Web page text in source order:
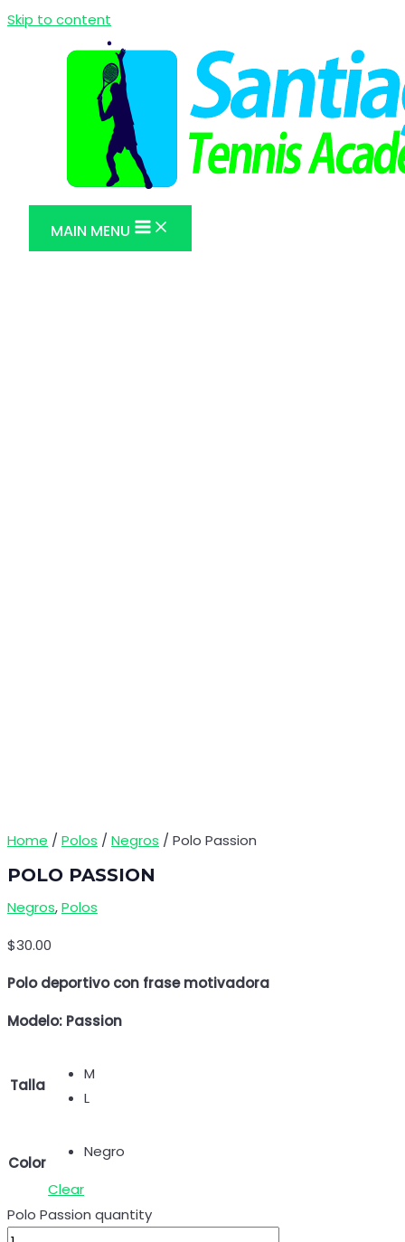
Skip to content
MAIN MENU
Home / Polos / Negros / Polo Passion
POLO PASSION
Negros,Polos
$30.00
Polo deportivo con frase motivadora
Modelo: Passion
Talla
M
L
Color
Negro
Clear
Polo Passion quantity